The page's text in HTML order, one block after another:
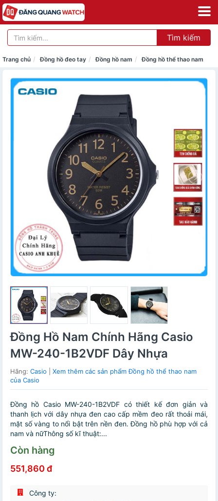
Tìm kiếm
Trang chủ Đồng hồ đeo tay Đồng hồ nam Đồng hồ thể thao nam
Đồng Hồ Nam Chính Hãng Casio
MW-240-1B2VDF Dây Nhựa
Hãng: Casio
Xem thêm các sản phẩm Đồng hồ thể thao nam
của Casio
Đồng hồ Casio MW-240-1B2VDF có thiết kế đơn giản và
thanh lịch với dây nhựa đen cao cấp mềm đeo rất thoải mái,
mặt số vàng to nổi bật trên nền đen. Đồng hồ phù hợp với cả
nam và nữThông số kĩ thuật:...
Còn hàng
551,860 đ
Công ty: